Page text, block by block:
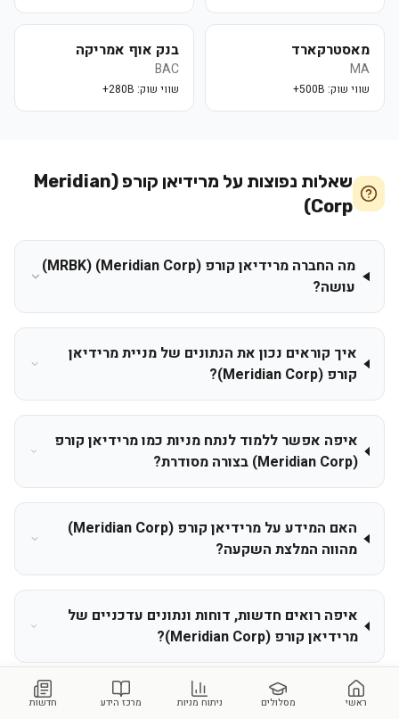
מאסטרקארד
MA
שווי שוק: 500B+
בנק אוף אמריקה
BAC
שווי שוק: 280B+
שאלות נפוצות על
מרידיאן קורפ (Meridian
Corp)
מה החברה מרידיאן קורפ (Meridian Corp) (MRBK)
עושה?
איך קוראים נכון את הנתונים של מניית מרידיאן
קורפ (Meridian Corp)?
איפה אפשר ללמוד לנתח מניות כמו מרידיאן קורפ
(Meridian Corp) בצורה מסודרת?
האם המידע על מרידיאן קורפ (Meridian Corp)
מהווה המלצת השקעה?
איפה רואים חדשות, דוחות ונתונים עדכניים של
מרידיאן קורפ (Meridian Corp)?
ראשי מסלולים ניתוח מניות מרכז הידע חדשות